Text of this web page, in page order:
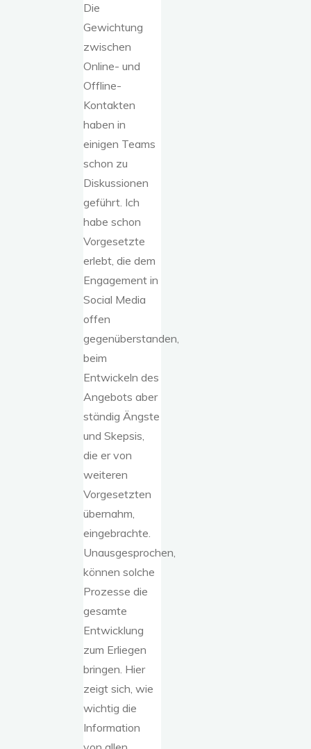
Die
Gewichtung
zwischen
Online- und
Offline-
Kontakten
haben in
einigen Teams
schon zu
Diskussionen
geführt. Ich
habe schon
Vorgesetzte
erlebt, die dem
Engagement in
Social Media
offen
gegenüberstanden,
beim
Entwickeln des
Angebots aber
ständig Ängste
und Skepsis,
die er von
weiteren
Vorgesetzten
übernahm,
eingebrachte.
Unausgesprochen,
können solche
Prozesse die
gesamte
Entwicklung
zum Erliegen
bringen. Hier
zeigt sich, wie
wichtig die
Information